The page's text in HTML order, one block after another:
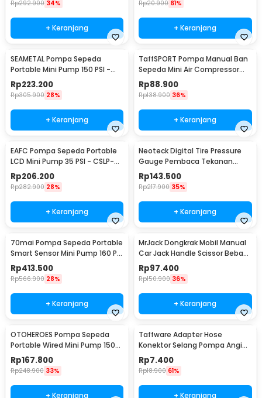
Rp292.900 34%
+ Keranjang
Rp20.900 61%
+ Keranjang
SEAMETAL Pompa Sepeda
Portable Mini Pump 150 PSI -
ATJ-1266
Rp223.200
Rp305.900 28%
+ Keranjang
TaffSPORT Pompa Manual Ban
Sepeda Mini Air Compressor
210 PSI - PP03
Rp88.900
Rp138.900 36%
+ Keranjang
EAFC Pompa Sepeda Portable
LCD Mini Pump 35 PSI - CSLP-
A01
Rp206.200
Rp282.900 28%
+ Keranjang
Neoteck Digital Tire Pressure
Gauge Pembaca Tekanan
Angin LCD - DP-201
Rp143.500
Rp217.900 35%
+ Keranjang
70mai Pompa Sepeda Portable
Smart Sensor Mini Pump 160 PSI
- Midrive TP03
Rp413.500
Rp566.900 28%
+ Keranjang
MrJack Dongkrak Mobil Manual
Car Jack Handle Scissor Beban
2 Ton - MJ01
Rp97.400
Rp150.900 36%
+ Keranjang
OTOHEROES Pompa Sepeda
Portable Wired Mini Pump 150
PSI - YD-787
Rp167.800
Rp248.900 33%
+ Keranjang
Taffware Adapter Hose
Konektor Selang Pompa Angin
Ban Ordinary - DK02
Rp7.400
Rp18.900 61%
+ Keranjang